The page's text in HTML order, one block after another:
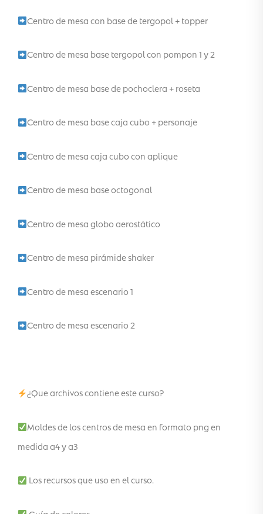
Centro de mesa con base de tergopol + topper
Centro de mesa base tergopol con pompon 1 y 2
Centro de mesa base de pochoclera + roseta
Centro de mesa base caja cubo + personaje
Centro de mesa caja cubo con aplique
Centro de mesa base octogonal
Centro de mesa globo aerostático
Centro de mesa pirámide shaker
Centro de mesa escenario 1
Centro de mesa escenario 2
¿Que archivos contiene este curso?
Moldes de los centros de mesa en formato png en
medida a4 y a3
Los recursos que uso en el curso.